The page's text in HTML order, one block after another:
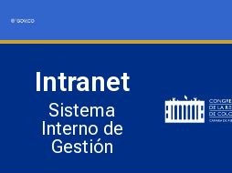
Intranet
Sistema
Interno de
Gestión